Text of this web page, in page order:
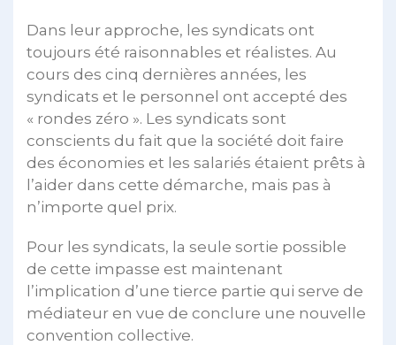
Dans leur approche, les syndicats ont
toujours été raisonnables et réalistes. Au
cours des cinq dernières années, les
syndicats et le personnel ont accepté des
« rondes zéro ». Les syndicats sont
conscients du fait que la société doit faire
des économies et les salariés étaient prêts à
l’aider dans cette démarche, mais pas à
n’importe quel prix.
Pour les syndicats, la seule sortie possible
de cette impasse est maintenant
l’implication d’une tierce partie qui serve de
médiateur en vue de conclure une nouvelle
convention collective.